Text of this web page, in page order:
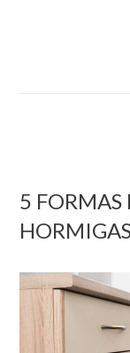
5 FORMAS